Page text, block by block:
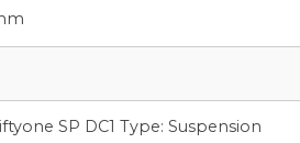
SP DC1 Type: Suspension